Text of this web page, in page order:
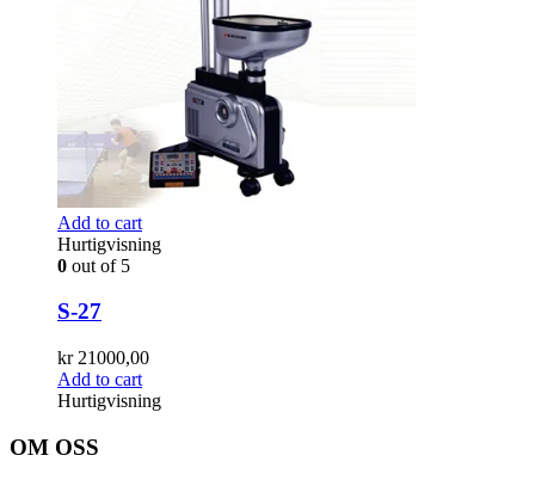
Add to cart
Hurtigvisning
0 out of 5
S-27
kr21000,00
Add to cart
Hurtigvisning
OM OSS